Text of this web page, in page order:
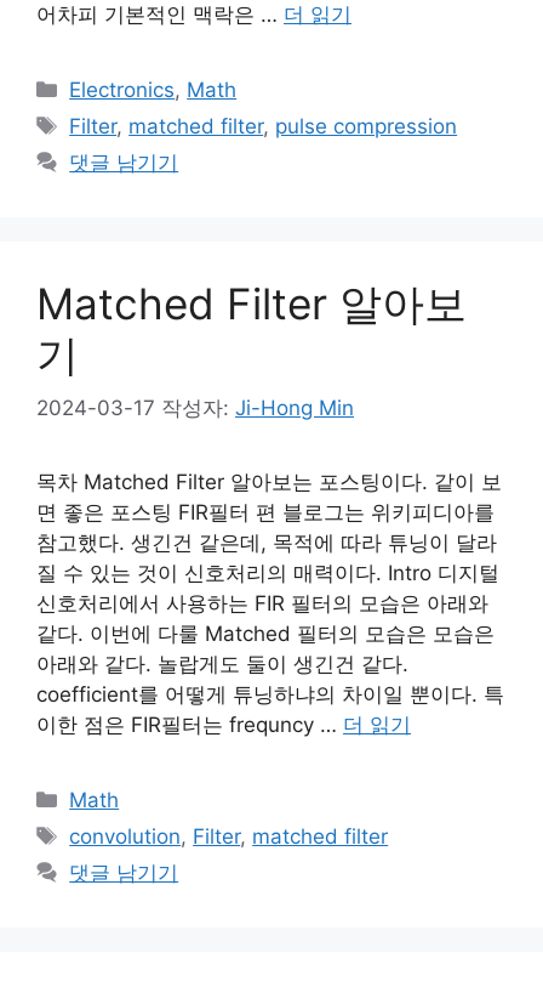
어차피 기본적인 맥락은 … 더 읽기
카
테
리
Electronics, Math
태
그
Filter, matched filter, pulse compression
댓글 남기기
Matched Filter 알아보
기
2024-03-17 작성자: Ji-Hong Min
목차 Matched Filter 알아보는 포스팅이다. 같이 보
면 좋은 포스팅 FIR필터 편 블로그는 위키피디아를
참고했다. 생긴건 같은데, 목적에 따라 튜닝이 달라
질 수 있는 것이 신호처리의 매력이다. Intro 디지털
신호처리에서 사용하는 FIR 필터의 모습은 아래와
같다. 이번에 다룰 Matched 필터의 모습은 모습은
아래와 같다. 놀랍게도 둘이 생긴건 같다.
coefficient를 어떻게 튜닝하냐의 차이일 뿐이다. 특
이한 점은 FIR필터는 frequncy … 더 읽기
카
테
리
Math
태
그
convolution, Filter, matched filter
댓글 남기기